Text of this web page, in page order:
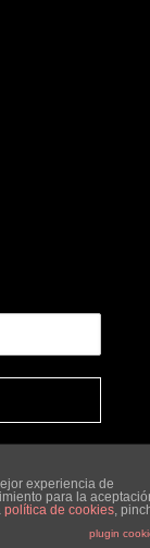
experiencia de
para la
política de cookies,
plugin